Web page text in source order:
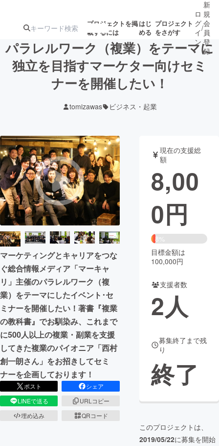
プロジェクトを掲
載するには
はじ
める
プロジェクト
をさがす
注目のリ 注目の新着プロ
ジェクト
募集終了が近いプ
テクノロジー・ガジェット
映像・映画 書籍・雑誌
ビジネス・起業 チャレンジ
まちづくり・地域活性化
CAMPFIRE for Social Good
CAMPFIRE Creation
CAMPFIREふるさと納税
コミュニティ
ロ
グ
イ
ン
/
新
規
会
員
登
録
パラレルワーク（複業）をテーマに
独立を目指すマーケター向けセミ
ナーを開催したい！
tomizawas ビジネス・起業
マーケティングとキャリアをつな
ぐ総合情報メディア「マーキャ
リ」主催のパラレルワーク（複
業）をテーマにしたイベント･セ
ミナーを開催したい！著書『複業
の教科書』でお馴染み、これまで
に500人以上の複業・副業を支援
してきた複業のパイオニア「西村
創一朗さん」をお招きしてセミ
ナーを企画しております！
ポスト
シェア
LINEで送る
URLコピー
埋め込み
QRコード
現在の支援総
額
8,00
0円
8%
目標金額は
100,000円
支援者数
2人
募集終了まで残
り
終了
このプロジェクトは、
2019/05/22に募集を開始